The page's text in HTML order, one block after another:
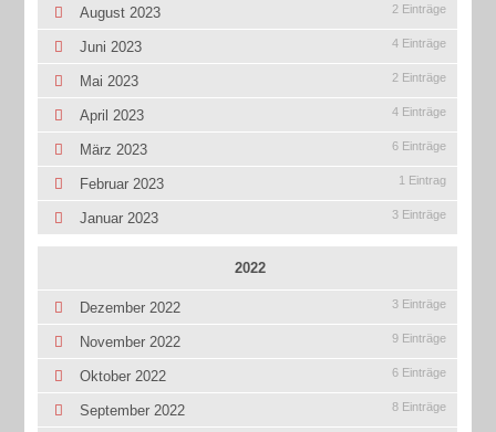
August 2023 2 Einträge
Juni 2023 4 Einträge
Mai 2023 2 Einträge
April 2023 4 Einträge
März 2023 6 Einträge
Februar 2023 1 Eintrag
Januar 2023 3 Einträge
2022
Dezember 2022 3 Einträge
November 2022 9 Einträge
Oktober 2022 6 Einträge
September 2022 8 Einträge